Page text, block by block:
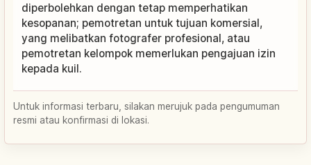
diperbolehkan dengan tetap memperhatikan
kesopanan; pemotretan untuk tujuan komersial,
yang melibatkan fotografer profesional, atau
pemotretan kelompok memerlukan pengajuan izin
kepada kuil.
Untuk informasi terbaru, silakan merujuk pada pengumuman
resmi atau konfirmasi di lokasi.